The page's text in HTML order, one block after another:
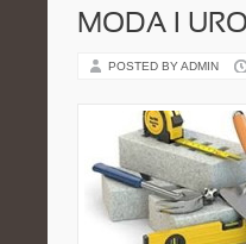
MODA I
POSTED BY ADMIN